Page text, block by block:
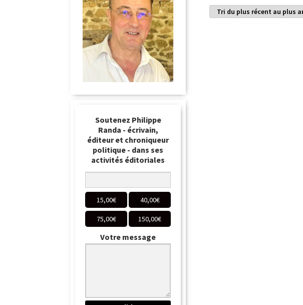
Soutenez Philippe
Randa - écrivain,
éditeur et chroniqueur
politique - dans ses
activités éditoriales
15,00€ 40,00€
75,00€ 150,00€
Votre message